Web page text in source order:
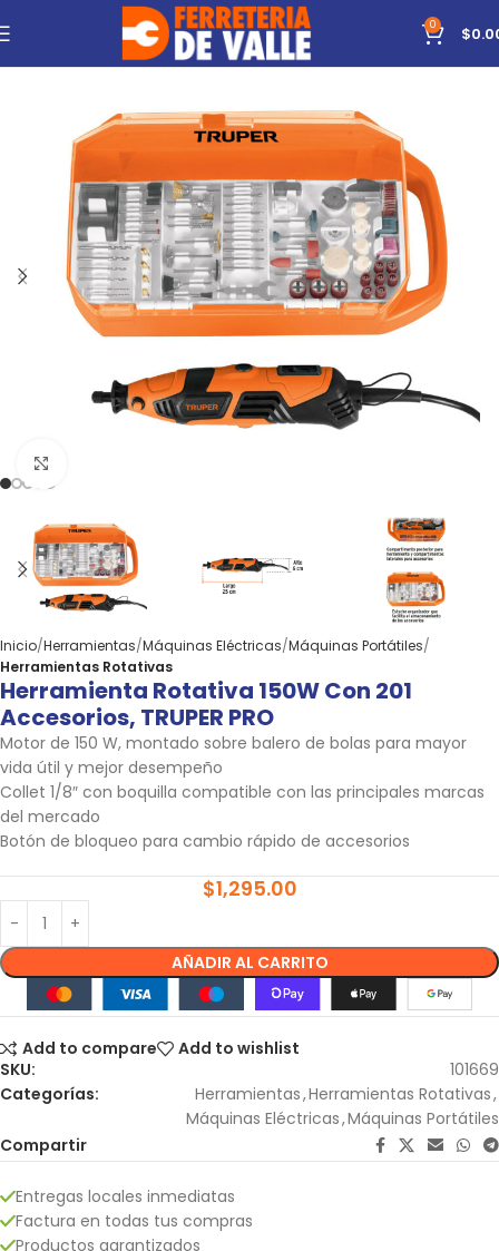
0 $
Inicio Herramientas Máquinas Eléctricas Máquinas Portátiles
Herramientas Rotativas
Herramienta Rotativa 150W Con 201
Accesorios, TRUPER PRO
Motor de 150 W, montado sobre balero de bolas para mayor
vida útil y mejor desempeño
Collet 1/8″ con boquilla compatible con las principales marcas
del mercado
Botón de bloqueo para cambio rápido de accesorios
$1,295.00
AÑADIR AL CARRITO
Add to compare
Add to wishlist
SKU:
101669
Categorías:
Herramientas,Herramientas Rotativas,
Máquinas Eléctricas,Máquinas Portátiles
Compartir
Entregas locales inmediatas
Factura en todas tus compras
Productos garantizados